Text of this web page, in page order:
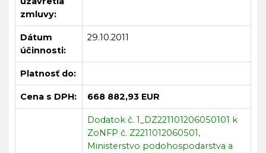
zmluvy:
Dátum
účinnosti:
29.10.2011
Platnosť do:
Cena s DPH: 668 882,93 EUR
Dodatok č. 1_DZ221101206050101 k
ZoNFP č. Z2211012060501,
Ministerstvo podohospodarstva a